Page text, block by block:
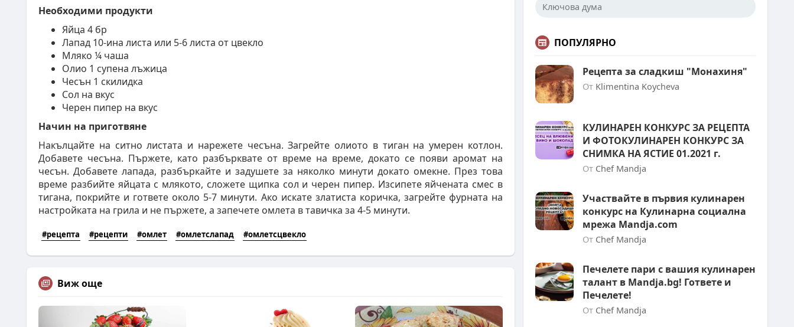
Необходими продукти
Яйца 4 бр
Лапад 10-ина листа или 5-6 листа от цвекло
Мляко ¼ чаша
Олио 1 супена лъжица
Чесън 1 скилидка
Сол на вкус
Черен пипер на вкус
Начин на приготвяне
Накълцайте на ситно листата и нарежете чесъна. Загрейте олиото в тиган на умерен котлон.
Добавете чесъна. Пържете, като разбърквате от време на време, докато се появи аромат на
чесън. Добавете лапада, разбъркайте и задушете за няколко минути докато омекне. През това
време разбийте яйцата с млякото, сложете щипка сол и черен пипер. Изсипете яйчената смес в
тигана, покрийте и гответе около 5-7 минути. Ако искате златиста коричка, загрейте фурната на
настройката на грила и не пържете, а запечете омлета в тавичка за 4-5 минути.
#рецепта #рецепти #омлет #омлетслапад #омлетсцвекло
Виж още
ПОПУЛЯРНО
Рецепта за сладкиш "Монахиня"
От Klimentina Koycheva
КУЛИНАРЕН КОНКУРС ЗА РЕЦЕПТА
И ФОТОКУЛИНАРЕН КОНКУРС ЗА
СНИМКА НА ЯСТИЕ 01.2021 г.
От Chef Mandja
Участвайте в първия кулинарен
конкурс на Кулинарна социална
мрежа Mandja.com
От Chef Mandja
Печелете пари с вашия кулинарен
талант в Mandja.bg! Гответе и
Печелете!
От Chef Mandja